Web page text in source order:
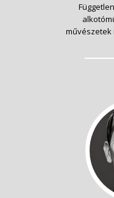
művészetek